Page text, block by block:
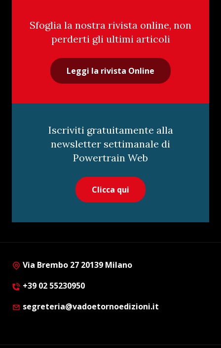
Sfoglia la nostra rivista online, non
perderti gli ultimi articoli
Leggi la rivista Online
Iscriviti gratuitamente alla
newsletter settimanale di
Powertrain Web
Clicca qui
Via Brembo 27 20139 Milano
+39 02 55230950
segreteria@vadoetornoedizioni.it